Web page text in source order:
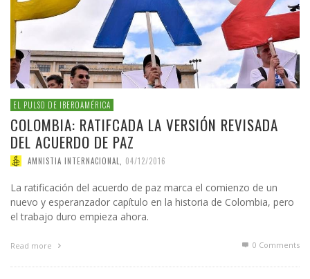
EL PULSO DE IBEROAMÉRICA
COLOMBIA: RATIFCADA LA VERSIÓN REVISADA
DEL ACUERDO DE PAZ
AMNISTIA INTERNACIONAL, 04/12/2016
La ratificación del acuerdo de paz marca el comienzo de un
nuevo y esperanzador capítulo en la historia de Colombia, pero
el trabajo duro empieza ahora.
Read more 0 Comments